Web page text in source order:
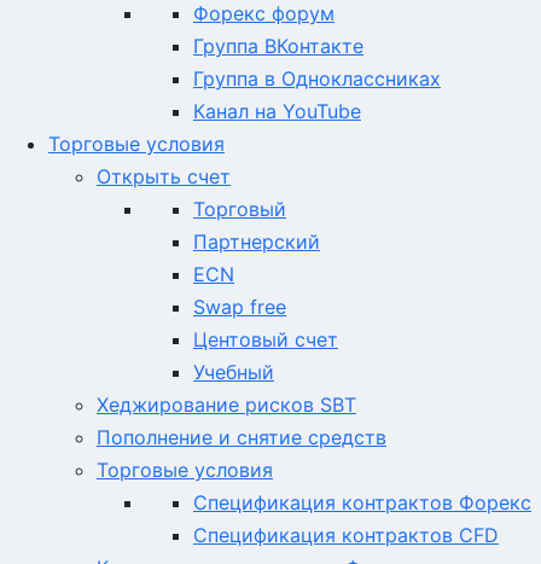
Форекс форум
Группа ВКонтакте
Группа в Одноклассниках
Канал на YouTube
Торговые условия
Открыть счет
Торговый
Партнерский
ECN
Swap free
Центовый счет
Учебный
Хеджирование рисков SBT
Пополнение и снятие средств
Торговые условия
Спецификация контрактов Форекс
Спецификация контрактов CFD